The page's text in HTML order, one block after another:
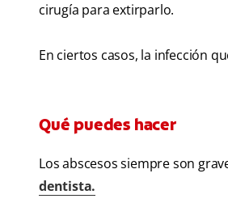
cirugía para extirparlo.
En ciertos casos, la infección
Qué puedes hacer
Los abscesos siempre son
dentista.